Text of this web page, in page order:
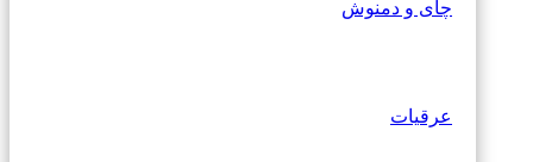
چای و دمنوش
عرقیات